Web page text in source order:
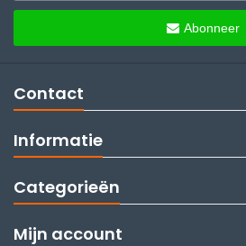
Abonneer
Contact
Informatie
Categorieën
Mijn account